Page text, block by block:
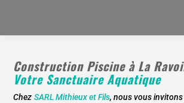
Construction Piscine à La
Votre Sanctuaire Aquatique
Chez SARL Mithieux et Fils, nous vous